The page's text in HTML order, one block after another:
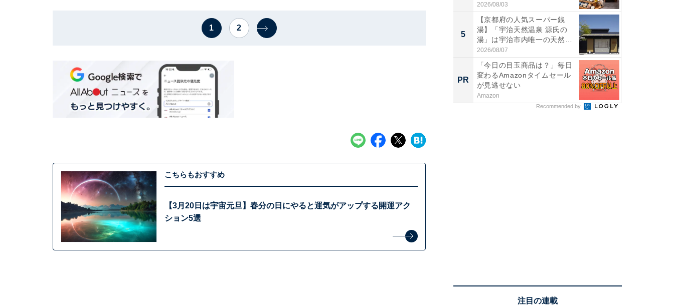
1 2
こちらもおすすめ
【3月20日は宇宙元旦】春分の日にやると運気がアップする開運アク
ション5選
2026/08/03
5
【京都府の人気スーパー銭
湯】「宇治天然温泉 源氏の
湯」は宇治市内唯一の天然温
泉と...
2026/08/07
PR
「今日の目玉商品は？」毎日
変わるAmazonタイムセール
が見逃せない
Amazon
Recommended by
注目の連載